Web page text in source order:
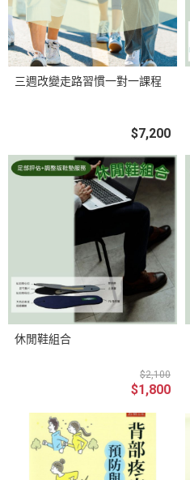
三週改變走路習慣一對一課程
$7,200
休閒鞋組合
$2,100
$1,800